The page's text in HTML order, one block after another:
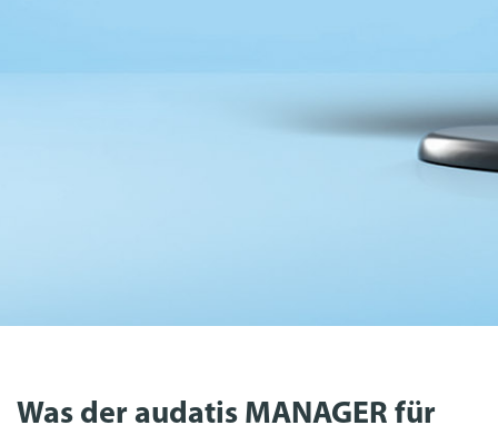
Was der audatis MANAGER für